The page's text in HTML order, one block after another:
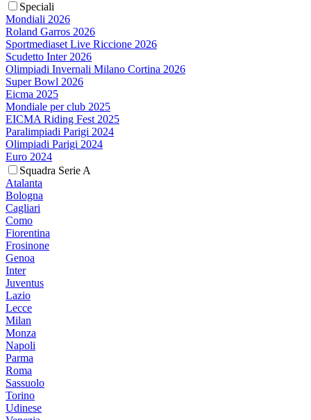
Speciali
Mondiali 2026
Roland Garros 2026
Sportmediaset Live Riccione 2026
Scudetto Inter 2026
Olimpiadi Invernali Milano Cortina 2026
Super Bowl 2026
Eicma 2025
Mondiale per club 2025
EICMA Riding Fest 2025
Paralimpiadi Parigi 2024
Olimpiadi Parigi 2024
Euro 2024
Squadra Serie A
Atalanta
Bologna
Cagliari
Como
Fiorentina
Frosinone
Genoa
Inter
Juventus
Lazio
Lecce
Milan
Monza
Napoli
Parma
Roma
Sassuolo
Torino
Udinese